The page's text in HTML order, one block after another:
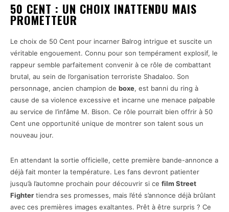
50 CENT : UN CHOIX INATTENDU MAIS
PROMETTEUR
Le choix de 50 Cent pour incarner Balrog intrigue et suscite un
véritable engouement. Connu pour son tempérament explosif, le
rappeur semble parfaitement convenir à ce rôle de combattant
brutal, au sein de l’organisation terroriste Shadaloo. Son
personnage, ancien champion de boxe, est banni du ring à
cause de sa violence excessive et incarne une menace palpable
au service de l’infâme M. Bison. Ce rôle pourrait bien offrir à 50
Cent une opportunité unique de montrer son talent sous un
nouveau jour.
En attendant la sortie officielle, cette première bande-annonce a
déjà fait monter la température. Les fans devront patienter
jusqu’à l’automne prochain pour découvrir si ce film Street
Fighter tiendra ses promesses, mais l’été s’annonce déjà brûlant
avec ces premières images exaltantes. Prêt à être surpris ? Ce